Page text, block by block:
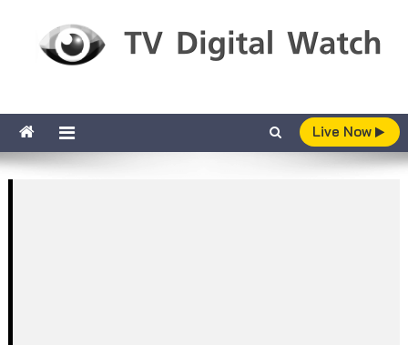
Live Now